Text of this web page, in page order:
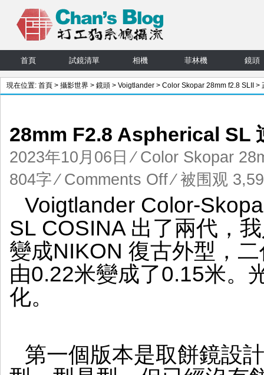
首頁 試鏡清單 相機 菲林機 鏡頭
現在位置: 首頁 > 攝影世界 > 鏡頭 > Voigtlander > Color Skopar 28mm f2.8 SLII
>
28mm F2.8 Aspherical SL
2023年10月06日 ⁄ Color Skopar
804字⁄ Comments Offon
Voigtlander
Color-
Skopar
28mm
F2.8
Aspherical
SL
逆
⁄ 被围观
Voigtlander Color-
SL COSINA 出了兩代，
變成NIKON 復古外型，
由0.22米變成了0.15米。
化。
第一個版本是取餅鏡設